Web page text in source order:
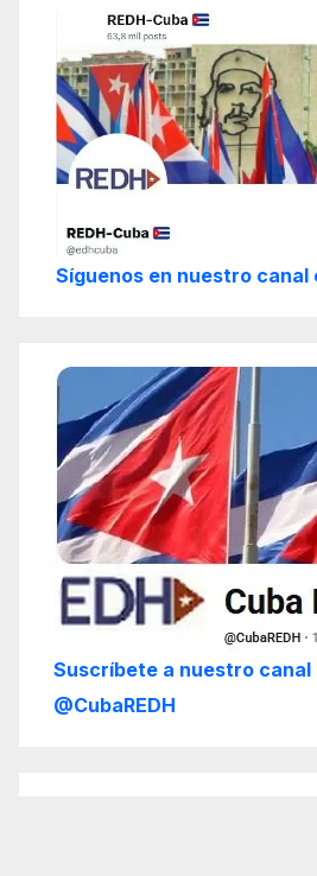
Síguenos en nuestro canal
Suscríbete a nuestro canal
@CubaREDH